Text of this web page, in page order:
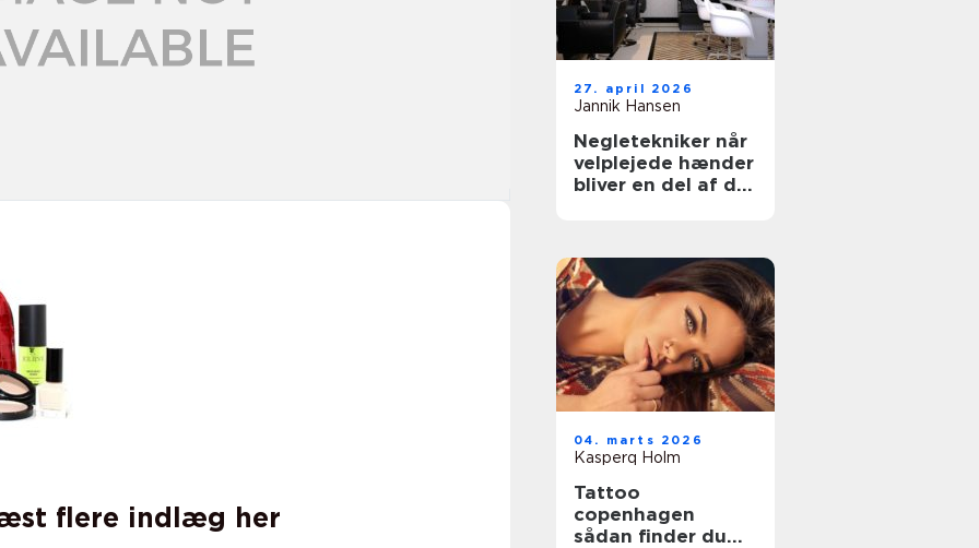
flere indlæg her
27. april 2026
Jannik Hansen
Negletekniker når
velplejede hænder
bliver en del af dit
04. marts 2026
Kasperq Holm
Tattoo
copenhagen
sådan finder du